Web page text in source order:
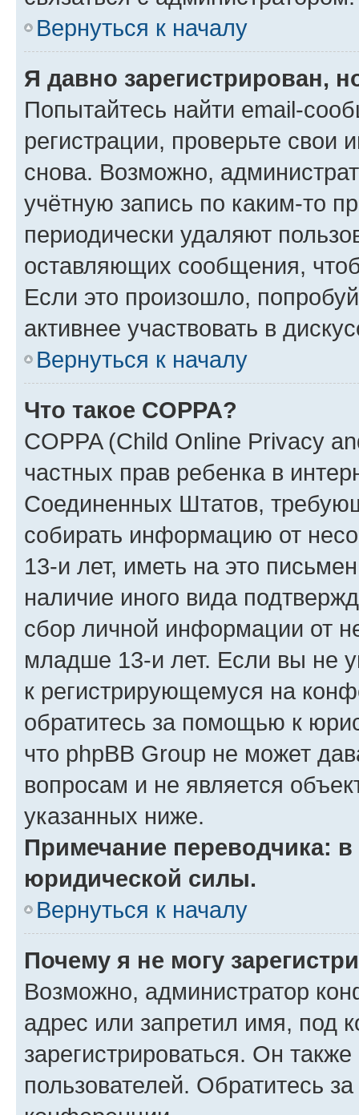
Вернуться к началу
Я давно зарегистрирован,
Попытайтесь найти email-
регистрации, проверьте свои
снова. Возможно,
учётную запись по каким-то
периодически удаляют
оставляющих сообщения,
Если это произошло,
активнее участвовать в
Вернуться к началу
Что такое COPPA?
COPPA (Child Online Privacy
частных прав ребенка в
Соединенных Штатов,
собирать информацию от
13-и лет, иметь на это
наличие иного вида
сбор личной информации от
младше 13-и лет. Если вы не
к регистрирующемуся на
обратитесь за помощью к
что phpBB Group не может
вопросам и не является
указанных ниже.
Примечание переводчика:
юридической силы.
Вернуться к началу
Почему я не могу
Возможно, администратор
адрес или запретил имя, под
зарегистрироваться. Он
пользователей. Обратитесь